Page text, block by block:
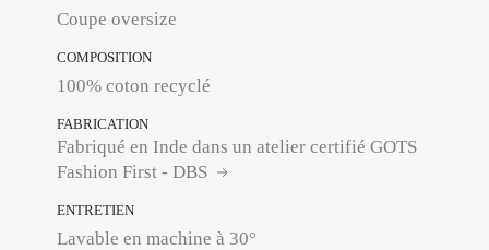
Coupe oversize
COMPOSITION
100% coton recyclé
FABRICATION
Fabriqué en Inde dans un atelier certifié GOTS
Fashion First - DBS
ENTRETIEN
Lavable en machine à 30°